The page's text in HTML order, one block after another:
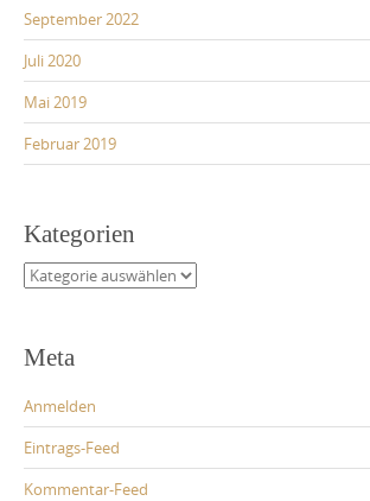
September 2022
Juli 2020
Mai 2019
Februar 2019
Kategorien
Kategorien
Meta
Anmelden
Eintrags-Feed
Kommentar-Feed